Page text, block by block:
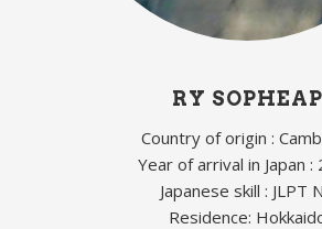
RY SOPHEAP
Country of origin :
Year of arrival in Japan :
Japanese skill : JLPT
Residence: